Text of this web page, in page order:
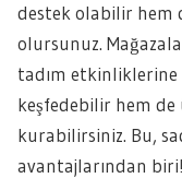
destek olabilir hem
olursunuz.
tadım
keşfedebilir hem
kurabilirsiniz. Bu,
avantajlarından